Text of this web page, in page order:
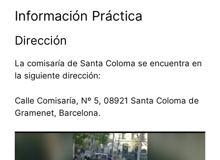
Información Práctica
Dirección
La comisaría de Santa Coloma se encuentra en
la siguiente dirección:
Calle Comisaría, Nº 5, 08921 Santa Coloma de
Gramenet, Barcelona.